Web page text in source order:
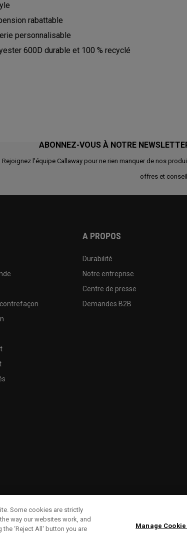
rabattable
personnalisable
600D durable et 100 % recyclé
ABONNEZ-VOUS À NOTRE
Rejoignez l'équipe Callaway pour ne rien manquer de nos
offres et
A PROPOS
Durabilité
Notre entreprise
Centre de presse
Demandes B2B
Some cookies are strictly
way our websites work, and
‘Reject All' button you are
Manage